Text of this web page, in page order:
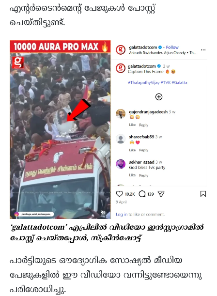
എന്റർടൈൻമെന്റ് പേജുകൾ പോസ്റ്റ്
ചെയ്തിട്ടുണ്ട്.
‘galattadotcom’ എപ്രിലില്‍ വീഡിയോ ഇൻസ്റ്റാഗ്രാമില്‍
പോസ്റ്റ്‌ ചെയ്തപ്പോള്‍, സ്ക്രീന്‍ഷോട്ട്
പാര്‍ട്ടിയുടെ ഔദ്യോഗിക സോഷ്യല്‍ മീഡിയ
പേജുകളില്‍ ഈ വീഡിയോ വന്നിട്ടുണ്ടോയെന്നു
പരിശോധിച്ചു.